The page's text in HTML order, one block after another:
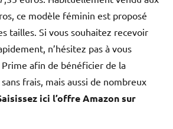
ce modèle féminin est proposé
tailles. Si vous souhaitez recevoir
n’hésitez pas à vous
afin de bénéficier de la
frais, mais aussi de nombreux
ici l’offre Amazon sur